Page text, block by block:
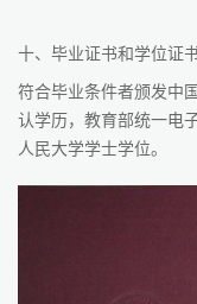
十、毕业证书和学位证
符合毕业条件者颁发中
认学历，教育部统一电
人民大学学士学位。